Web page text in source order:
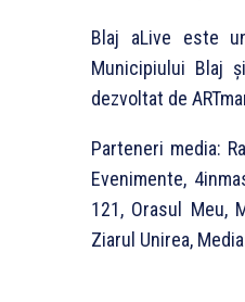
Blaj aLive este
Municipiului Blaj
dezvoltat de
Parteneri media:
Evenimente,
121, Orasul Meu,
Ziarul Unirea,